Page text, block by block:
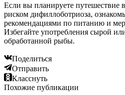
Если вы планируете путешествие
риском дифиллоботриоза,
рекомендациями по питанию и
Избегайте употребления сырой
обработанной рыбы.
Поделиться
Отправить
Класснуть
Похожие публикации